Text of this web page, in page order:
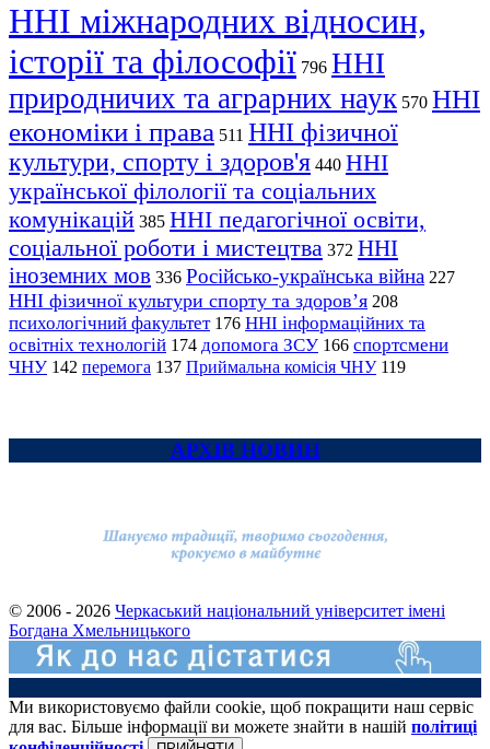
ННІ міжнародних відносин,
історії та філософії 796 ННІ
природничих та аграрних наук 570 ННІ
економіки і права 511 ННІ фізичної
культури, спорту і здоров'я 440 ННІ
української філології та соціальних
комунікацій 385 ННІ педагогічної освіти,
соціальної роботи і мистецтва 372 ННІ
іноземних мов 336 Російсько-українська війна 227
ННІ фізичної культури спорту та здоров’я 208
психологічний факультет 176 ННІ інформаційних та
освітніх технологій 174 допомога ЗСУ 166 спортсмени
ЧНУ 142 перемога 137 Приймальна комісія ЧНУ 119
АРХІВ НОВИН
© 2006 - 2026 Черкаський національний університет імені
Богдана Хмельницького
Ми використовуємо файли cookie, щоб покращити наш сервіс
для вас. Більше інформації ви можете знайти в нашій політиці